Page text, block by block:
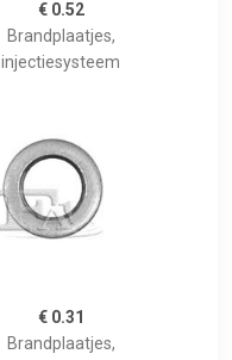
€ 0.52
Brandplaatjes,
injectiesysteem
€ 0.31
Brandplaatjes,